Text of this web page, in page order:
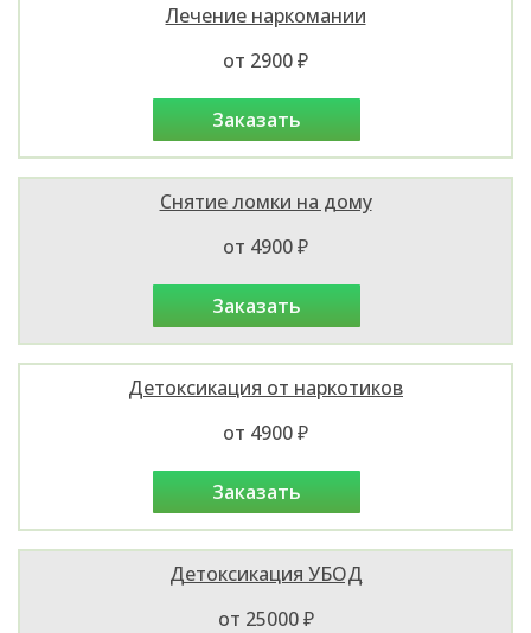
Лечение наркомании
от 2900 ₽
заказать
Снятие ломки на дому
от 4900 ₽
заказать
Детоксикация от наркотиков
от 4900 ₽
заказать
Детоксикация УБОД
от 25000 ₽